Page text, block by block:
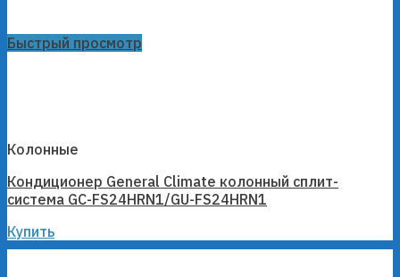
Быстрый просмотр
Колонные
Кондиционер General Climate колонный сплит-
система GC-FS24HRN1/GU-FS24HRN1
Купить